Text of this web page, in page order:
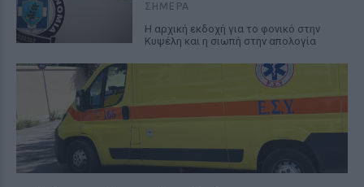
ΣΉΜΕΡΑ
Η αρχική εκδοχή για το φονικό στην
Κυψέλη και η σιωπή στην απολογία